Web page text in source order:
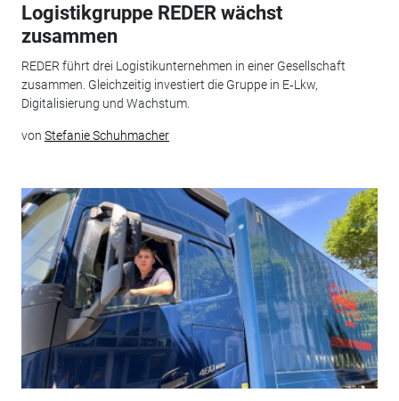
Logistikgruppe REDER wächst
zusammen
REDER führt drei Logistikunternehmen in einer Gesellschaft
zusammen. Gleichzeitig investiert die Gruppe in E‑Lkw,
Digitalisierung und Wachstum.
von Stefanie Schuhmacher